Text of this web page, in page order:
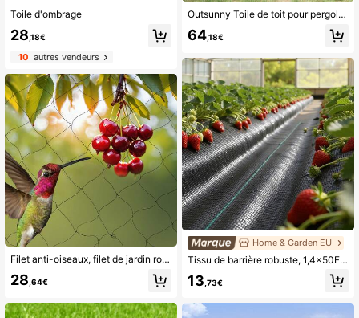
Toile d'ombrage
28 ,18€
10 autres vendeurs
Filet anti-oiseaux, filet de jardin robuste de 100 x 50 pieds, protection contre les oiseaux, avec mailles carrées de 1,97 po, barrière stabilisée aux UV pour arbres fruitiers, plantes, légumes, poulailler et volaille
28 ,64€
Outsunny Toile de toit pour pergola tonnelle rétractable de 4 x 3 m - crème
64,18€
Home & Garden EU
Tissu de barrière robuste, 1,4x50FT 3,2oz Tissu de paysage, Tissus de blocage tissés, Tissus de barrière de jardin, Couverture de sol de contrôle, Toile géotextile, Tapis de jardinage, Noir
13 ,73€